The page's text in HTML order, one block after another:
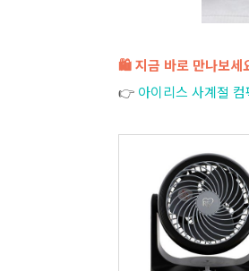
🛍️ 지금 바로 만나보세
👉 아이리스 사계절